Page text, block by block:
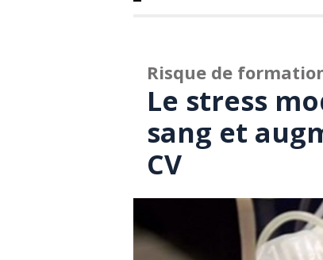
Risque de
Le stress
sang et
CV